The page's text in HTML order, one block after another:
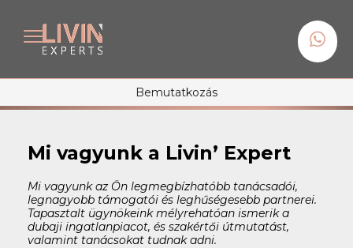
Bemutatkozás
Mi vagyunk a Livin’ Expert
Mi vagyunk az Ön legmegbízhatóbb tanácsadói,
legnagyobb támogatói és leghűségesebb partnerei.
Tapasztalt ügynökeink mélyrehatóan ismerik a
dubaji ingatlanpiacot, és szakértői útmutatást,
valamint tanácsokat tudnak adni.